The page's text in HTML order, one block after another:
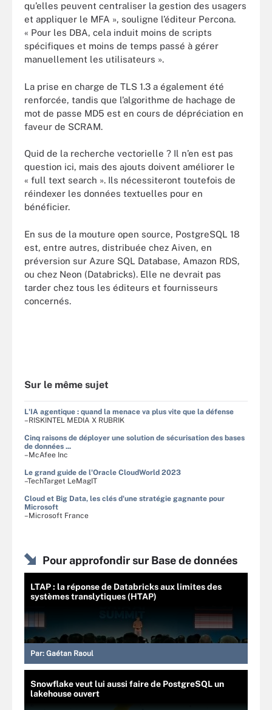
qu’elles peuvent centraliser la gestion des usagers
et appliquer le MFA », souligne l’éditeur Percona.
« Pour les DBA, cela induit moins de scripts
spécifiques et moins de temps passé à gérer
manuellement les utilisateurs ».
La prise en charge de TLS 1.3 a également été
renforcée, tandis que l’algorithme de hachage de
mot de passe MD5 est en cours de dépréciation en
faveur de SCRAM.
Quid de la recherche vectorielle ? Il n’en est pas
question ici, mais des ajouts doivent améliorer le
« full text search ». Ils nécessiteront toutefois de
réindexer les données textuelles pour en
bénéficier.
En sus de la mouture open source, PostgreSQL 18
est, entre autres, distribuée chez Aiven, en
préversion sur Azure SQL Database, Amazon RDS,
ou chez Neon (Databricks). Elle ne devrait pas
tarder chez tous les éditeurs et fournisseurs
concernés.
Sur le même sujet
L'IA agentique : quand la menace va plus vite que la défense
–RISKINTEL MEDIA X RUBRIK
Cinq raisons de déployer une solution de sécurisation des bases
de données ...
–McAfee Inc
Le grand guide de l'Oracle CloudWorld 2023
–TechTarget LeMagIT
Cloud et Big Data, les clés d'une stratégie gagnante pour
Microsoft
–Microsoft France
Pour approfondir sur Base de données
LTAP : la réponse de Databricks aux limites des
systèmes translytiques (HTAP)
Par: Gaétan Raoul
Snowflake veut lui aussi faire de PostgreSQL un
lakehouse ouvert